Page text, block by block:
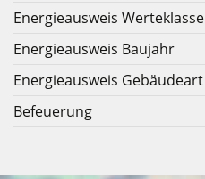
Energieausweis Werteklasse
Energieausweis Baujahr
Energieausweis Gebäudeart
Befeuerung